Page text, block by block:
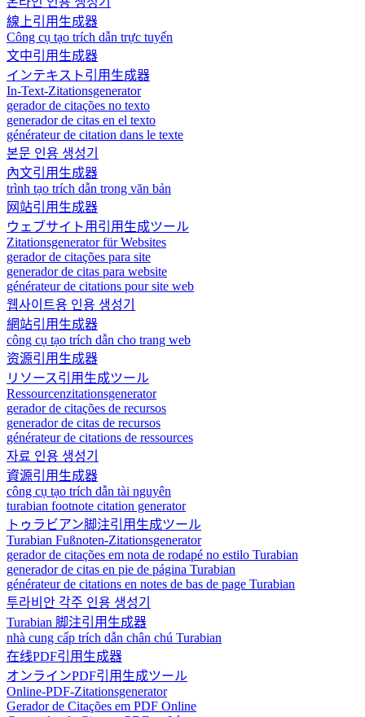
線上引用生成器
Công cụ tạo trích dẫn trực tuyến
文中引用生成器
インテキスト引用生成器
In-Text-Zitationsgenerator
gerador de citações no texto
generador de citas en el texto
générateur de citation dans le texte
본문 인용 생성기
內文引用生成器
trình tạo trích dẫn trong văn bản
网站引用生成器
ウェブサイト用引用生成ツール
Zitationsgenerator für Websites
gerador de citações para site
generador de citas para website
générateur de citations pour site web
웹사이트용 인용 생성기
網站引用生成器
công cụ tạo trích dẫn cho trang web
资源引用生成器
リソース引用生成ツール
Ressourcenzitationsgenerator
gerador de citações de recursos
generador de citas de recursos
générateur de citations de ressources
자료 인용 생성기
資源引用生成器
công cụ tạo trích dẫn tài nguyên
turabian footnote citation generator
トゥラビアン脚注引用生成ツール
Turabian Fußnoten-Zitationsgenerator
gerador de citações em nota de rodapé no estilo Turabian
generador de citas en pie de página Turabian
générateur de citations en notes de bas de page Turabian
투라비안 각주 인용 생성기
Turabian 脚注引用生成器
nhà cung cấp trích dẫn chân chú Turabian
在线PDF引用生成器
オンラインPDF引用生成ツール
Online-PDF-Zitationsgenerator
Gerador de Citações em PDF Online